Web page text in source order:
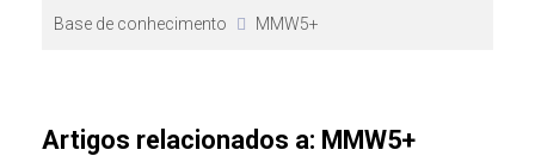
Base de conhecimento MMW5+
Artigos relacionados a: MMW5+